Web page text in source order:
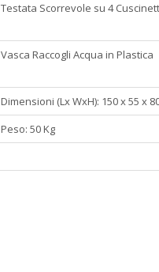
Testata Scorrevole su 4
Vasca Raccogli Acqua in Plastica
Dimensioni (Lx WxH): 150 x 55 x
Peso: 50 Kg